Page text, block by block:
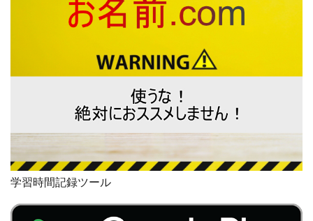
学習時間記録ツール